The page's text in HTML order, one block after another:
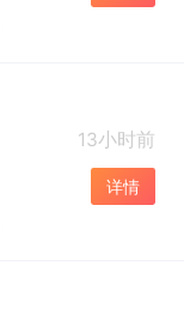
13小时前
详情